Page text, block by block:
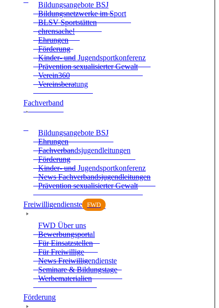
Bil­dungs­an­ge­bote BSJ
Bil­dungs­netz­werke im Sport
BLSV Sport­stät­ten
ehren­sa­che!
Ehrun­gen
För­de­rung
Kin­der- und Jugend­sport­kon­fe­renz
Prä­ven­tion sexua­li­sier­ter Gewalt
Verein360
Ver­eins­be­ra­tung
Fach­ver­band
Bil­dungs­an­ge­bote BSJ
Ehrun­gen
Fach­ver­bands­ju­gend­lei­tun­gen
För­de­rung
Kin­der- und Jugend­sport­kon­fe­renz
News Fach­ver­bands­ju­gend­lei­tun­gen
Prä­ven­tion sexua­li­sier­ter Gewalt
Frei­wil­li­gen­dienste FWD
FWD Über uns
Bewer­bungs­por­tal
Für Ein­satz­stel­len
Für Frei­wil­lige
News Frei­wil­li­gen­dienste
Semi­nare & Bil­dungs­tage
Wer­be­ma­te­ria­lien
För­de­rung